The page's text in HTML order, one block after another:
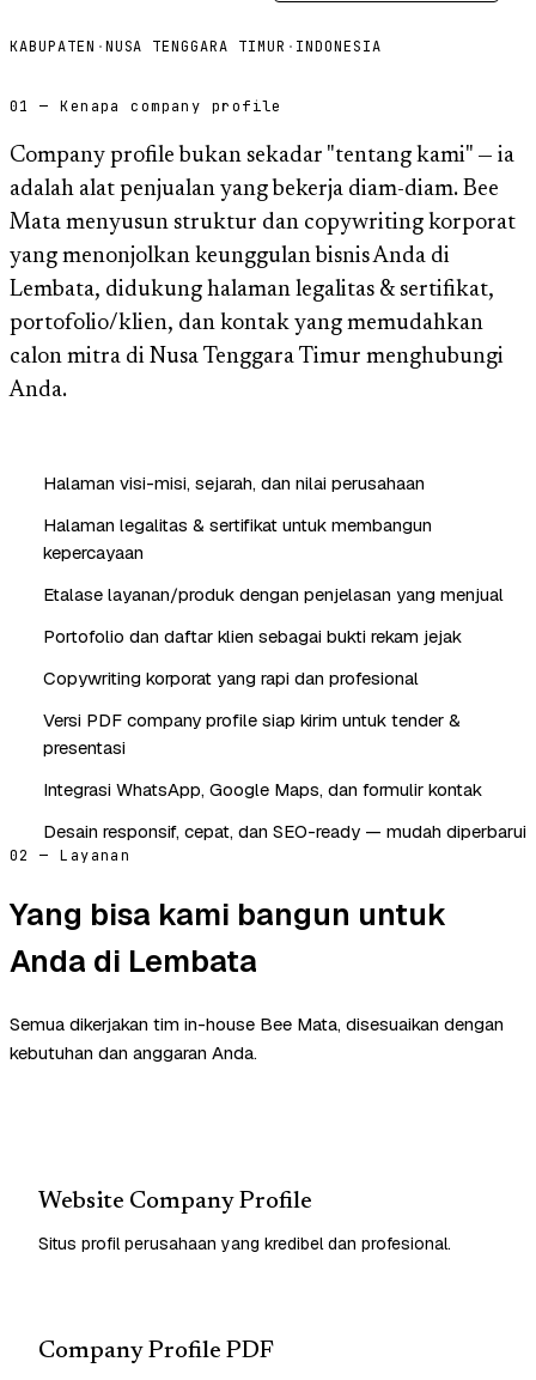
KABUPATEN ·NUSA TENGGARA TIMUR · INDONESIA
01 — Kenapa company profile
Company profile bukan sekadar "tentang kami" — ia
adalah alat penjualan yang bekerja diam-diam. Bee
Mata menyusun struktur dan copywriting korporat
yang menonjolkan keunggulan bisnis Anda di
Lembata, didukung halaman legalitas & sertifikat,
portofolio/klien, dan kontak yang memudahkan
calon mitra di Nusa Tenggara Timur menghubungi
Anda.
Halaman visi-misi, sejarah, dan nilai perusahaan
Halaman legalitas & sertifikat untuk membangun
kepercayaan
Etalase layanan/produk dengan penjelasan yang menjual
Portofolio dan daftar klien sebagai bukti rekam jejak
Copywriting korporat yang rapi dan profesional
Versi PDF company profile siap kirim untuk tender &
presentasi
Integrasi WhatsApp, Google Maps, dan formulir kontak
Desain responsif, cepat, dan SEO-ready — mudah diperbarui
02 — Layanan
Yang bisa kami bangun untuk
Anda di Lembata
Semua dikerjakan tim in-house Bee Mata, disesuaikan dengan
kebutuhan dan anggaran Anda.
Website Company Profile
Situs profil perusahaan yang kredibel dan profesional.
Company Profile PDF